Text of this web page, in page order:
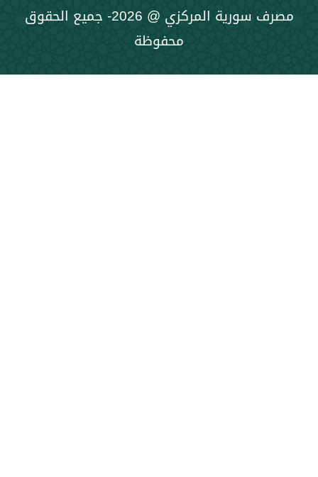
مصرف سورية المركزي @ 2026- جميع الحقوق